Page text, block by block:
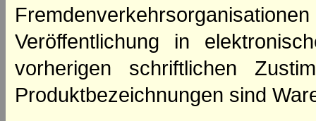
Veröffentlichung in
vorherigen schriftlichen
Produktbezeichnungen sind